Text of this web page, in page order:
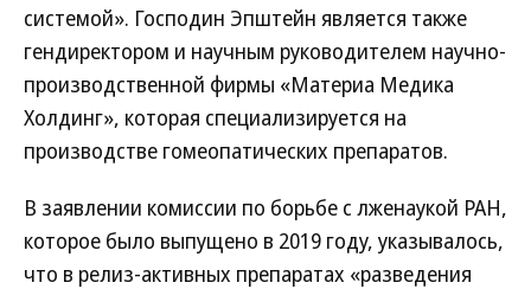
системой». Господин Эпштейн является также
гендиректором и научным руководителем научно-
производственной фирмы «Материа Медика
Холдинг», которая специализируется на
производстве гомеопатических препаратов.
В заявлении комиссии по борьбе с лженаукой РАН,
которое было выпущено в 2019 году, указывалось,
что в релиз-активных препаратах «разведения